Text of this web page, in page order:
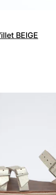
BEIGE